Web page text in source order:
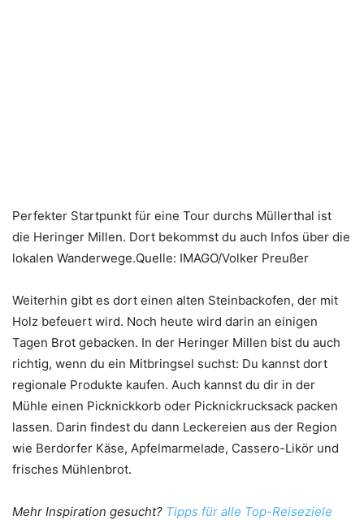
Perfekter Startpunkt für eine Tour durchs Müllerthal ist
die Heringer Millen. Dort bekommst du auch Infos über die
lokalen Wanderwege.Quelle: IMAGO/Volker Preußer
Weiterhin gibt es dort einen alten Steinbackofen, der mit
Holz befeuert wird. Noch heute wird darin an einigen
Tagen Brot gebacken. In der Heringer Millen bist du auch
richtig, wenn du ein Mitbringsel suchst: Du kannst dort
regionale Produkte kaufen. Auch kannst du dir in der
Mühle einen Picknickkorb oder Picknickrucksack packen
lassen. Darin findest du dann Leckereien aus der Region
wie Berdorfer Käse, Apfelmarmelade, Cassero-Likör und
frisches Mühlenbrot.
Mehr Inspiration gesucht? Tipps für alle Top-Reiseziele